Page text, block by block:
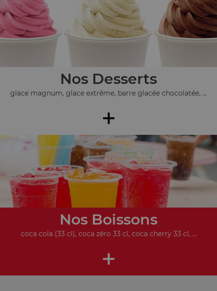
Nos Desserts
glace magnum, glace extrême, barre glacée chocolatée, ...
+
Nos Boissons
coca cola (33 cl), coca zéro 33 cl, coca cherry 33 cl, ...
+